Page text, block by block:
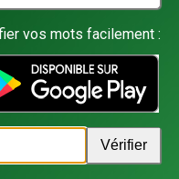
vos mots facilement :